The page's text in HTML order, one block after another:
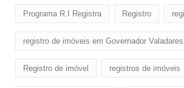
Programa R.I Registra Registro
registro de imóveis em Governador Valadares
Registro de imóvel registros de imóveis